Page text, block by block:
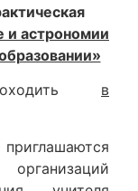
и астрономии
в